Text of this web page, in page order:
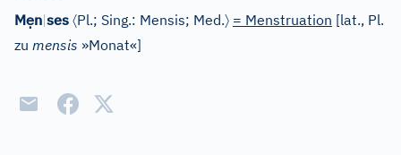
Mẹn|ses 〈Pl.; Sing.: Mensis; Med.〉 = Menstruation [lat., Pl.
zu mensis »Monat«]